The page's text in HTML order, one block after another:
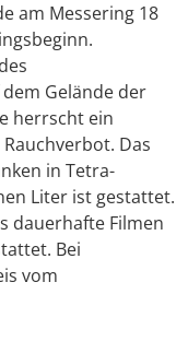
am Messering 18
Gelände der
herrscht ein
Das
in Tetra-
Liter ist gestattet.
dauerhafte Filmen
Bei
vom